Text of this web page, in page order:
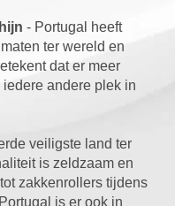
- Portugal heeft
ter wereld en
dat er meer
andere plek in
veiligste land ter
is zeldzaam en
zakkenrollers tijdens
is er ook in